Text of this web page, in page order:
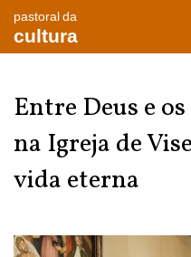
pastoral da
cultura
Entre Deus e
na Igreja de
vida eterna